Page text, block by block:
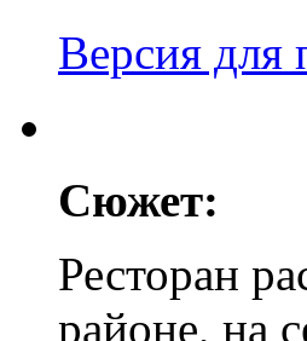
Версия для
Сюжет:
Ресторан
районе, на